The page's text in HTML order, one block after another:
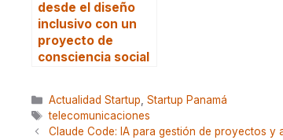
desde el diseño
inclusivo con un
proyecto de
consciencia social
Categorías
Actualidad Startup Startup Panamá
Etiquetas
telecomunicaciones
Claude Code: IA para gestión de proyectos y